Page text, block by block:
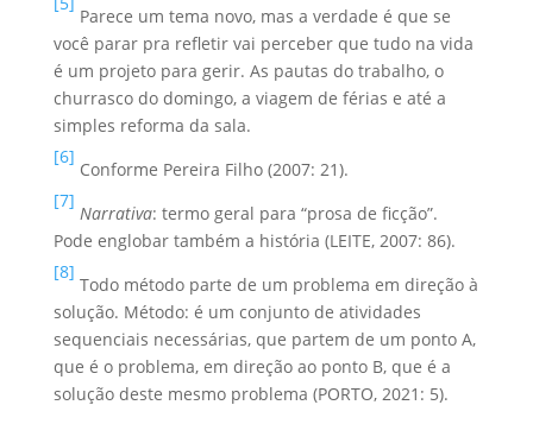
Parece um tema novo, mas a verdade é que se
você parar pra refletir vai perceber que tudo na vida
é um projeto para gerir. As pautas do trabalho, o
churrasco do domingo, a viagem de férias e até a
simples reforma da sala.
[6]
Conforme Pereira Filho (2007: 21).
[7]
Narrativa: termo geral para “prosa de ficção”.
Pode englobar também a história (LEITE, 2007: 86).
[8]
Todo método parte de um problema em direção à
solução. Método: é um conjunto de atividades
sequenciais necessárias, que partem de um ponto A,
que é o problema, em direção ao ponto B, que é a
solução deste mesmo problema (PORTO, 2021: 5).